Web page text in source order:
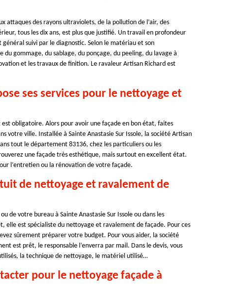
attaques des rayons ultraviolets, de la pollution de l’air, des
tous les dix ans, est plus que justifié. Un travail en profondeur
suivi par le diagnostic. Selon le matériau et son
gommage, du sablage, du ponçage, du peeling, du lavage à
et les travaux de finition. Le ravaleur Artisan Richard est
ses services pour le nettoyage et
obligatoire. Alors pour avoir une façade en bon état, faites
votre ville. Installée à Sainte Anastasie Sur Issole, la société Artisan
tout le département 83136, chez les particuliers ou les
une façade très esthétique, mais surtout en excellent état.
l’entretien ou la rénovation de votre façade.
de nettoyage et ravalement de
de votre bureau à Sainte Anastasie Sur Issole ou dans les
elle est spécialiste du nettoyage et ravalement de façade. Pour ces
sûrement préparer votre budget. Pour vous aider, la société
est prêt, le responsable l’enverra par mail. Dans le devis, vous
la technique de nettoyage, le matériel utilisé…
pour le nettoyage façade à